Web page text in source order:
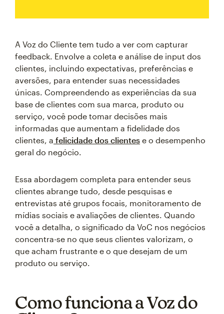
A Voz do Cliente tem tudo a ver com capturar
feedback. Envolve a coleta e análise de input dos
clientes, incluindo expectativas, preferências e
aversões, para entender suas necessidades
únicas. Compreendendo as experiências da sua
base de clientes com sua marca, produto ou
serviço, você pode tomar decisões mais
informadas que aumentam a fidelidade dos
clientes, a felicidade dos clientes e o desempenho
geral do negócio.
Essa abordagem completa para entender seus
clientes abrange tudo, desde pesquisas e
entrevistas até grupos focais, monitoramento de
mídias sociais e avaliações de clientes. Quando
você a detalha, o significado da VoC nos negócios
concentra-se no que seus clientes valorizam, o
que acham frustrante e o que desejam de um
produto ou serviço.
Como funciona a Voz do